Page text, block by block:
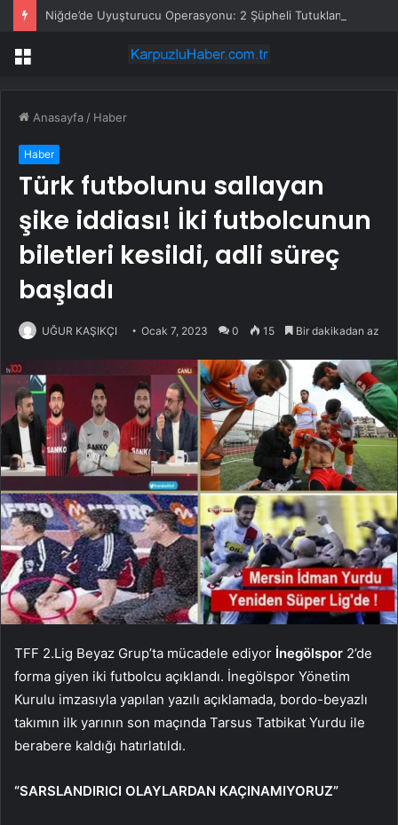
Niğde’de Uyuşturucu Operasyonu: 2 Şüpheli Tutuklandı
Menü
Anasayfa / Haber
Haber
Türk futbolunu sallayan
şike iddiası! İki futbolcunun
biletleri kesildi, adli süreç
başladı
UĞUR KAŞIKÇI Ocak 7, 2023 0 15 Bir dakikadan az
TFF 2.Lig Beyaz Grup’ta mücadele ediyor İnegölspor 2’de
forma giyen iki futbolcu açıklandı. İnegölspor Yönetim
Kurulu imzasıyla yapılan yazılı açıklamada, bordo-beyazlı
takımın ilk yarının son maçında Tarsus Tatbikat Yurdu ile
berabere kaldığı hatırlatıldı.
“SARSLANDIRICI OLAYLARDAN KAÇINAMIYORUZ”